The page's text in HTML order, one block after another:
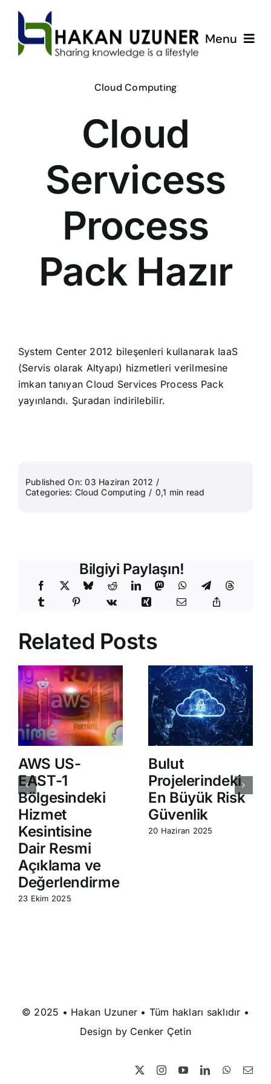
content
Menu
ÇözümPark
Eğitimlerim
Hakkında
İletişim
Cloud Computing
Cloud
Servicess
Process
Pack Hazır
System Center 2012 bileşenleri kullanarak IaaS
(Servis olarak Altyapı) hizmetleri verilmesine
imkan tanıyan Cloud Services Process Pack
yayınlandı. Şuradan indirilebilir.
Published On: 03 Haziran 2012 /
Categories: Cloud Computing / 0,1 min read
Bilgiyi Paylaşın!
Related Posts
AWS US-
EAST-1
Bölgesindeki
Hizmet
Kesintisine
Dair Resmi
Açıklama ve
Değerlendirme
23 Ekim 2025
Bulut
Projelerindeki
En Büyük Risk
Güvenlik
20 Haziran 2025
© 2025 • Hakan Uzuner • Tüm hakları saklıdır •
Design by Cenker Çetin